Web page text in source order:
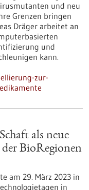
und neu
Grenzen bringen
Dräger arbeitet an
und
kann.
zur-
als neue
der BioRegionen
am 29. März 2023 in
in